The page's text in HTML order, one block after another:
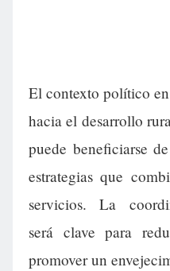
El contexto político
hacia el desarrollo
puede beneficiarse
estrategias que
servicios. La
será clave para
promover un